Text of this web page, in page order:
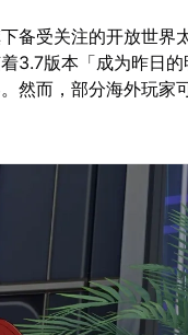
备受关注的开放世界
3.7版本「成为昨日
然而，部分海外玩家